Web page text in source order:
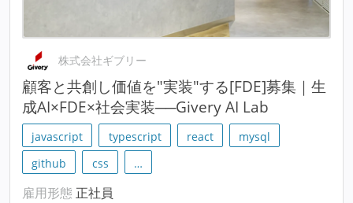
株式会社ギブリー
顧客と共創し価値を"実装"する[FDE]募集｜生
成AI×FDE×社会実装──Givery AI Lab
javascript typescript react
mysql
github
css …
雇用形態 正社員